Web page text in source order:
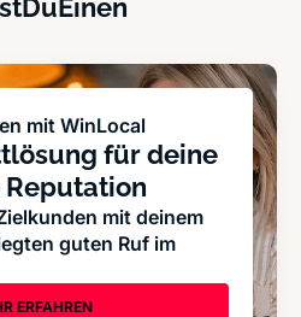
mit WinLocal
für deine
Reputation
mit deinem
guten Ruf im
ERFAHREN